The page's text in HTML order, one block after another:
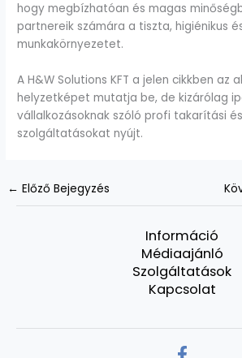
hogy megbízhatóan és magas
partnereik számára a tiszta, higiénikus
munkakörnyezetet.
A H&W Solutions KFT a jelen cikkben az
helyzetképet mutatja be, de kizárólag
vállalkozásoknak szóló profi takarítási
szolgáltatásokat nyújt.
← Előző Bejegyzés
Információ
Médiaajánló
Szolgáltatások
Kapcsolat